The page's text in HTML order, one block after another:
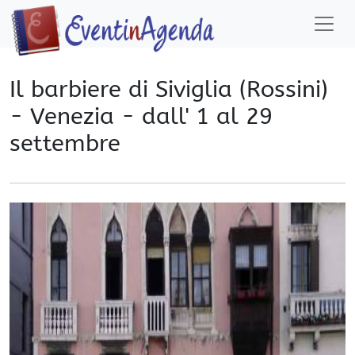
Il barbiere di Siviglia (Rossini)
- Venezia - dall' 1 al 29
settembre